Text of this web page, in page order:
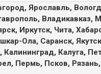
Ярославль,
Владикавказ,
Иркутск, Чита,
Ола, Саранск,
Калуга,
Пермь, Псков,